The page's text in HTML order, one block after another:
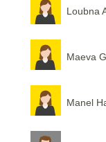
Loubna
Maeva
Manel